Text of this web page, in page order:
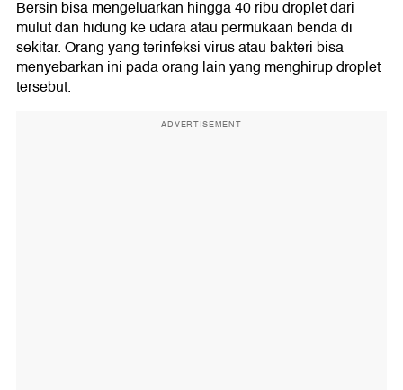
Bersin bisa mengeluarkan hingga 40 ribu droplet dari
mulut dan hidung ke udara atau permukaan benda di
sekitar. Orang yang terinfeksi virus atau bakteri bisa
menyebarkan ini pada orang lain yang menghirup droplet
tersebut.
ADVERTISEMENT